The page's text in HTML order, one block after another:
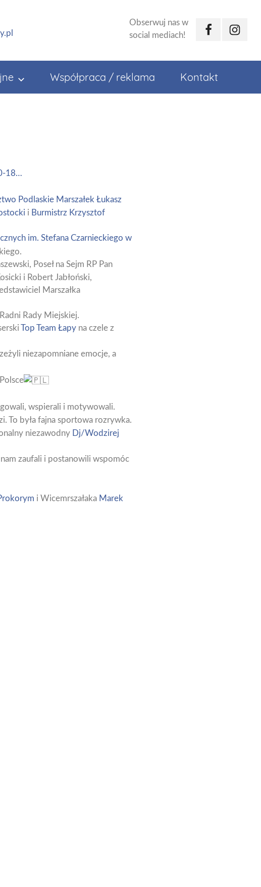
Obserwuj nas w
social mediach!
Facebook
Współpraca / reklama Kontakt
18…
Podlaskie Marszałek Łukasz
i Burmistrz Krzysztof
im. Stefana Czarnieckiego w
Poseł na Sejm RP Pan
i Robert Jabłoński,
Marszałka
Rady Miejskiej.
Top Team Łapy na czele z
niezapomniane emocje, a
wspierali i motywowali.
To była fajna sportowa rozrywka.
niezawodny Dj/Wodzirej
zaufali i postanowili wspomóc
i Wicemrszałaka Marek